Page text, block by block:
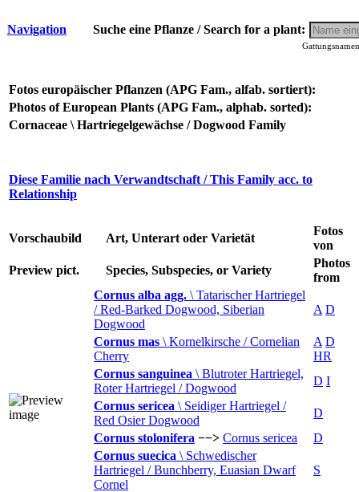
Navigation Suche eine Pflanze / Search for a plant:
Fotos europäischer Pflanzen (APG Fam., alfab. sortiert):
Photos of European Plants (APG Fam., alphab. sorted):
Cornaceae \ Hartriegelgewächse / Dogwood Family
Diese Familie nach Verwandtschaft / This Family acc. to
Relationship
Vorschaubild Art, Unterart oder Varietät
Fotos
von
Preview pict.
Species, Subspecies, or Variety
Photos
from
Cornus alba agg. \ Tatarischer Hartriegel
/ Red-Barked Dogwood, Siberian
Dogwood
A D
Cornus mas \ Kornelkirsche / Cornelian
Cherry
A D
HR
Cornus sanguinea \ Blutroter Hartriegel,
Roter Hartriegel / Dogwood
D I
Cornus sericea \ Seidiger Hartriegel /
Red Osier Dogwood
D
Cornus stolonifera −−> Cornus sericea
D
Cornus suecica \ Schwedischer
Hartriegel / Bunchberry, Euasian Dwarf
Cornel
S